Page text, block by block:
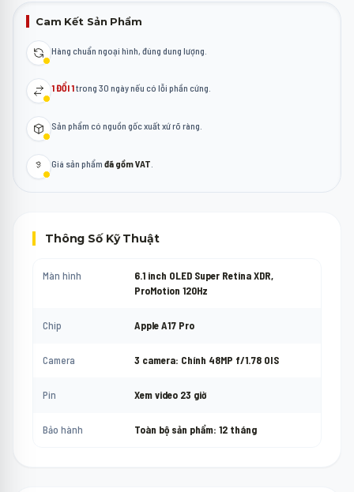
Cam Kết Sản Phẩm
Hàng chuẩn ngoại hình, đúng dung lượng.
1 ĐỔI 1trong 30 ngày nếu có lỗi phần cứng.
Sản phẩm có nguồn gốc xuất xứ rõ ràng.
Giá sản phẩm đã gồm VAT
Thông Số Kỹ Thuật
Màn hình
6.1 inch OLED Super Retina XDR,
ProMotion 120Hz
Chip Apple A17 Pro
Camera 3 camera: Chính 48MP f/1.78 OIS
Pin Xem video 23 giờ
Bảo hành Toàn bộ sản phẩm: 12 tháng